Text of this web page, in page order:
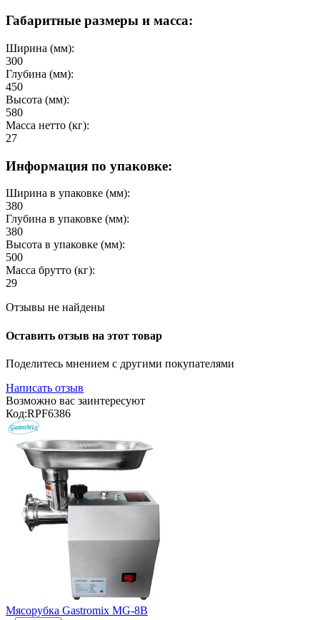
Габаритные размеры и масса:
Ширина (мм):
300
Глубина (мм):
450
Высота (мм):
580
Масса нетто (кг):
27
Информация по упаковке:
Ширина в упаковке (мм):
380
Глубина в упаковке (мм):
380
Высота в упаковке (мм):
500
Масса брутто (кг):
29
Отзывы не найдены
Оставить отзыв на этот товар
Поделитесь мнением с другими покупателями
Написать отзыв
Возможно вас заинтересуют
Код:RPF6386
Мясорубка Gastromix MG-8B